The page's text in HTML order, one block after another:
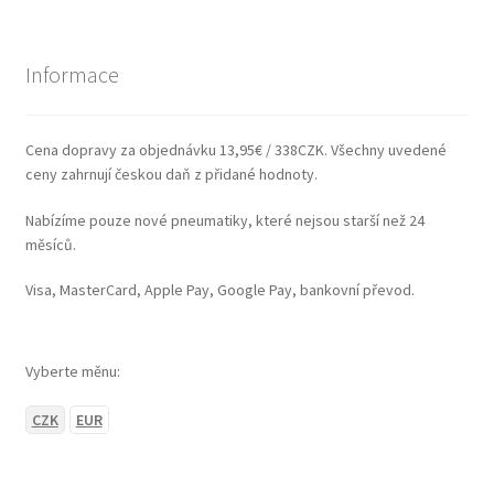
Informace
Cena dopravy za objednávku 13,95€ / 338CZK. Všechny uvedené
ceny zahrnují českou daň z přidané hodnoty.
Nabízíme pouze nové pneumatiky, které nejsou starší než 24
měsíců.
Visa, MasterCard, Apple Pay, Google Pay, bankovní převod.
Vyberte měnu:
CZK EUR